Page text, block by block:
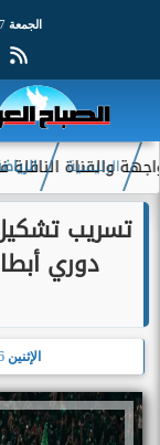
الجمعة
الناقلة في نصف
الرئيسية
تسريب
دوري
الإثنين 16 فبراير 2026